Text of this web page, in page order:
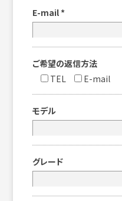
E-mail *
ご希望の返信方法
TEL
E-mail
モデル
グレード